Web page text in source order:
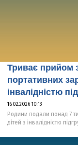
Триває прийом
портативних
інвалідністю
16.02.2026 10:13
Родини подали понад 7
дітей з інвалідністю